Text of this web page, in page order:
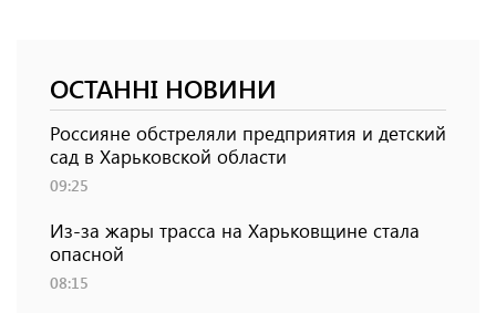
ОСТАННІ НОВИНИ
Россияне обстреляли предприятия и детский
сад в Харьковской области
09:25
Из-за жары трасса на Харьковщине стала
опасной
08:15